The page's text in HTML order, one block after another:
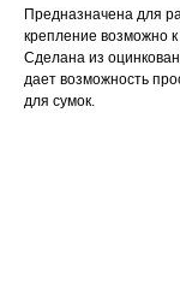
Предназначена для
крепление возможно
Сделана из
дает возможность
для сумок.